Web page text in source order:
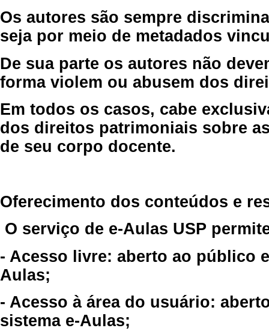
Os autores são sempre
seja por meio de metadados
De sua parte os autores não
forma violem ou abusem dos
Em todos os casos, cabe
dos direitos patrimoniais sobre
de seu corpo docente.
Oferecimento dos conteúdos e
O serviço de e-Aulas USP
- Acesso livre: aberto ao público
Aulas;
- Acesso à área do usuário:
sistema e-Aulas;